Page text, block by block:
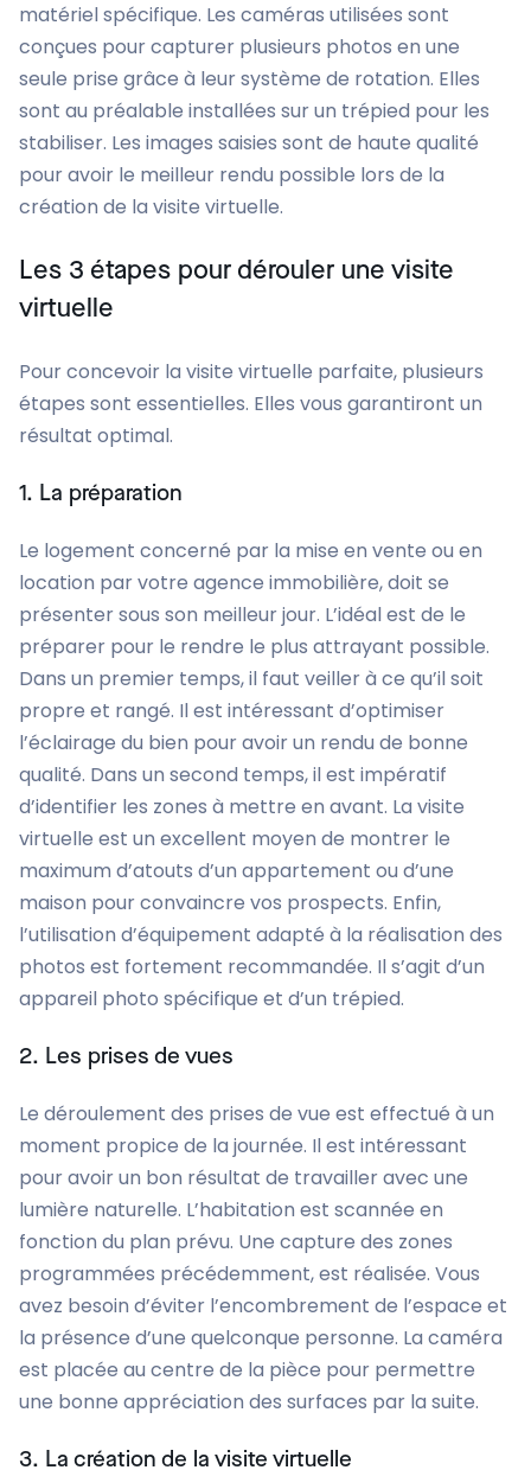
matériel spécifique. Les caméras utilisées sont
conçues pour capturer plusieurs photos en une
seule prise grâce à leur système de rotation. Elles
sont au préalable installées sur un trépied pour les
stabiliser. Les images saisies sont de haute qualité
pour avoir le meilleur rendu possible lors de la
création de la visite virtuelle.
Les 3 étapes pour dérouler une visite
virtuelle
Pour concevoir la visite virtuelle parfaite, plusieurs
étapes sont essentielles. Elles vous garantiront un
résultat optimal.
1. La préparation
Le logement concerné par la mise en vente ou en
location par votre agence immobilière, doit se
présenter sous son meilleur jour. L’idéal est de le
préparer pour le rendre le plus attrayant possible.
Dans un premier temps, il faut veiller à ce qu’il soit
propre et rangé. Il est intéressant d’optimiser
l’éclairage du bien pour avoir un rendu de bonne
qualité. Dans un second temps, il est impératif
d’identifier les zones à mettre en avant. La visite
virtuelle est un excellent moyen de montrer le
maximum d’atouts d’un appartement ou d’une
maison pour convaincre vos prospects. Enfin,
l’utilisation d’équipement adapté à la réalisation des
photos est fortement recommandée. Il s’agit d’un
appareil photo spécifique et d’un trépied.
2. Les prises de vues
Le déroulement des prises de vue est effectué à un
moment propice de la journée. Il est intéressant
pour avoir un bon résultat de travailler avec une
lumière naturelle. L’habitation est scannée en
fonction du plan prévu. Une capture des zones
programmées précédemment, est réalisée. Vous
avez besoin d’éviter l’encombrement de l’espace et
la présence d’une quelconque personne. La caméra
est placée au centre de la pièce pour permettre
une bonne appréciation des surfaces par la suite.
3. La création de la visite virtuelle